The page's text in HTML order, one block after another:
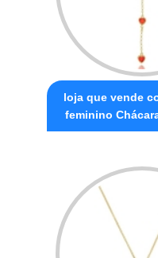
loja que vende
feminino